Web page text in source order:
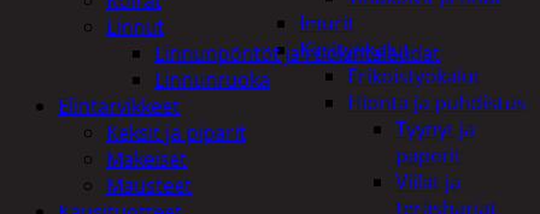
Imurit
Käsityökalut
Erikoistyökalut
Hionta ja puhdistus
Tyynyt ja
paperit
Viilat ja
teräsharjat
Linnut
Linnunpöntöt ja ruokintalaudat
Linnunruoka
Elintarvikkeet
Keksit ja piparit
Makeiset
Mausteet